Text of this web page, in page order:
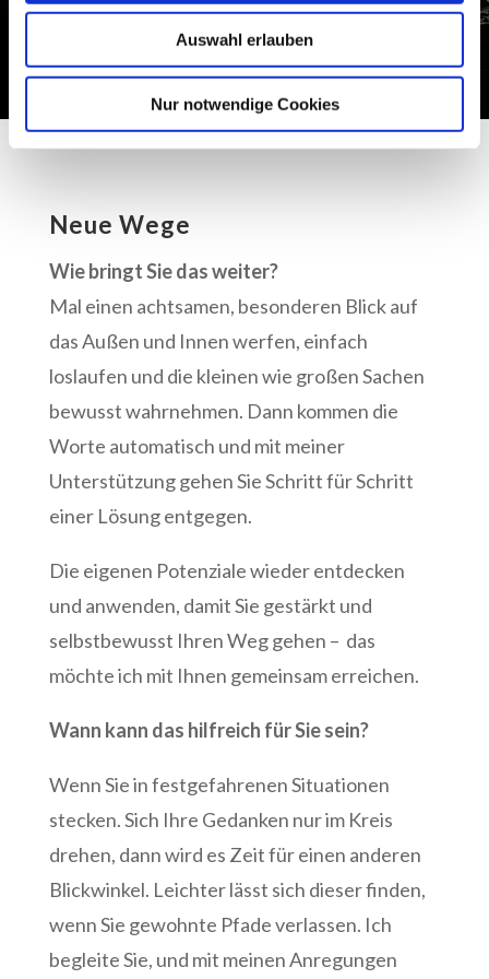
Auswahl erlauben
Nur notwendige Cookies
Neue Wege
Wie bringt Sie das weiter?
Mal einen achtsamen, besonderen Blick auf
das Außen und Innen werfen, einfach
loslaufen und die kleinen wie großen Sachen
bewusst wahrnehmen. Dann kommen die
Worte automatisch und mit meiner
Unterstützung gehen Sie Schritt für Schritt
einer Lösung entgegen.
Die eigenen Potenziale wieder entdecken
und anwenden, damit Sie gestärkt und
selbstbewusst Ihren Weg gehen – das
möchte ich mit Ihnen gemeinsam erreichen.
Wann kann das hilfreich für Sie sein?
Wenn Sie in festgefahrenen Situationen
stecken. Sich Ihre Gedanken nur im Kreis
drehen, dann wird es Zeit für einen anderen
Blickwinkel. Leichter lässt sich dieser finden,
wenn Sie gewohnte Pfade verlassen. Ich
begleite Sie, und mit meinen Anregungen